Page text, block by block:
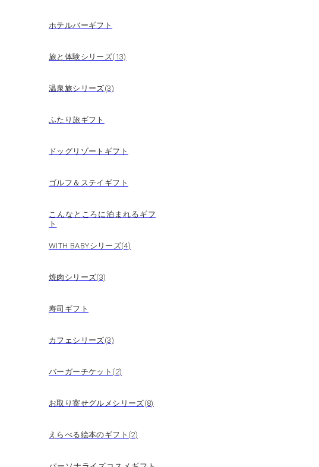
ホテルバーギフト
旅と体験シリーズ(13)
温泉旅シリーズ(3)
ふたり旅ギフト
ドッグリゾートギフト
ゴルフ＆ステイギフト
こんなところに泊まれるギフ
ト
WITH BABYシリーズ(4)
焼肉シリーズ(3)
寿司ギフト
カフェシリーズ(3)
バーガーチケット(2)
お取り寄せグルメシリーズ(8)
えらべる絵本のギフト(2)